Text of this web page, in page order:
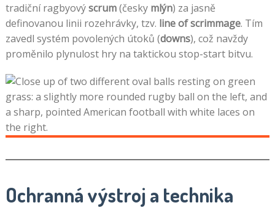
tradiční ragbyovýscrum(česky mlýn) za jasně
definovanou linii rozehrávky, tzv. line of scrimmage. Tím
zavedl systém povolených útoků (downs), což navždy
proměnilo plynulost hry na taktickou stop-start bitvu.
Ochranná výstroj a technika